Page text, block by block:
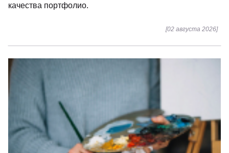
качества портфолио.
[02 августа 2026]